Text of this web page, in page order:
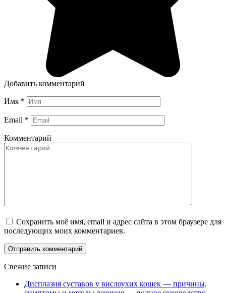
Добавить комментарий
Имя *
Email *
Комментарий
Сохранить моё имя, email и адрес сайта в этом браузере для
последующих моих комментариев.
Свежие записи
Дисплазия суставов у вислоухих кошек — причины,